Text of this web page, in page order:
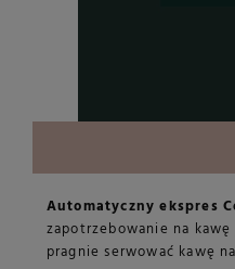
Automatyczny ekspres
zapotrzebowanie na
pragnie serwować kawę